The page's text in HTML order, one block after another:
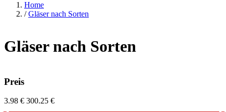
Home
/ Gläser nach Sorten
Gläser nach Sorten
Preis
3.98 € 300.25 €